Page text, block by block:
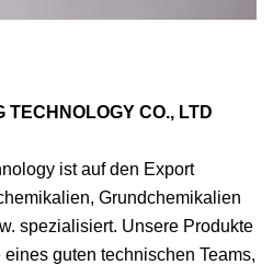
TECHNOLOGY CO., LTD
ist auf den Export
Grundchemikalien
spezialisiert. Unsere Produkte
guten technischen Teams,